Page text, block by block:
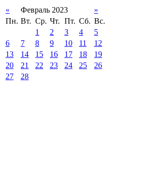
« Февраль 2023
»
Пн. Вт. Ср. Чт. Пт. Сб. Вс.
1
2 3 4
5
6
7 8 9 10 11
12
13
14 15 16 17 18
19
20
21 22 23 24 25
26
27
28